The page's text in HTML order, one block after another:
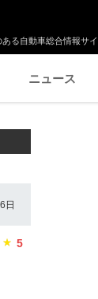
る自動車総合情報サ
ニュース
日
5